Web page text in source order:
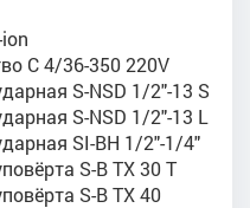
C 4/36-350 220V
S-NSD 1/2"-13 S
S-NSD 1/2"-13 L
SI-BH 1/2"-1/4"
S-B TX 30 T
S-B TX 40